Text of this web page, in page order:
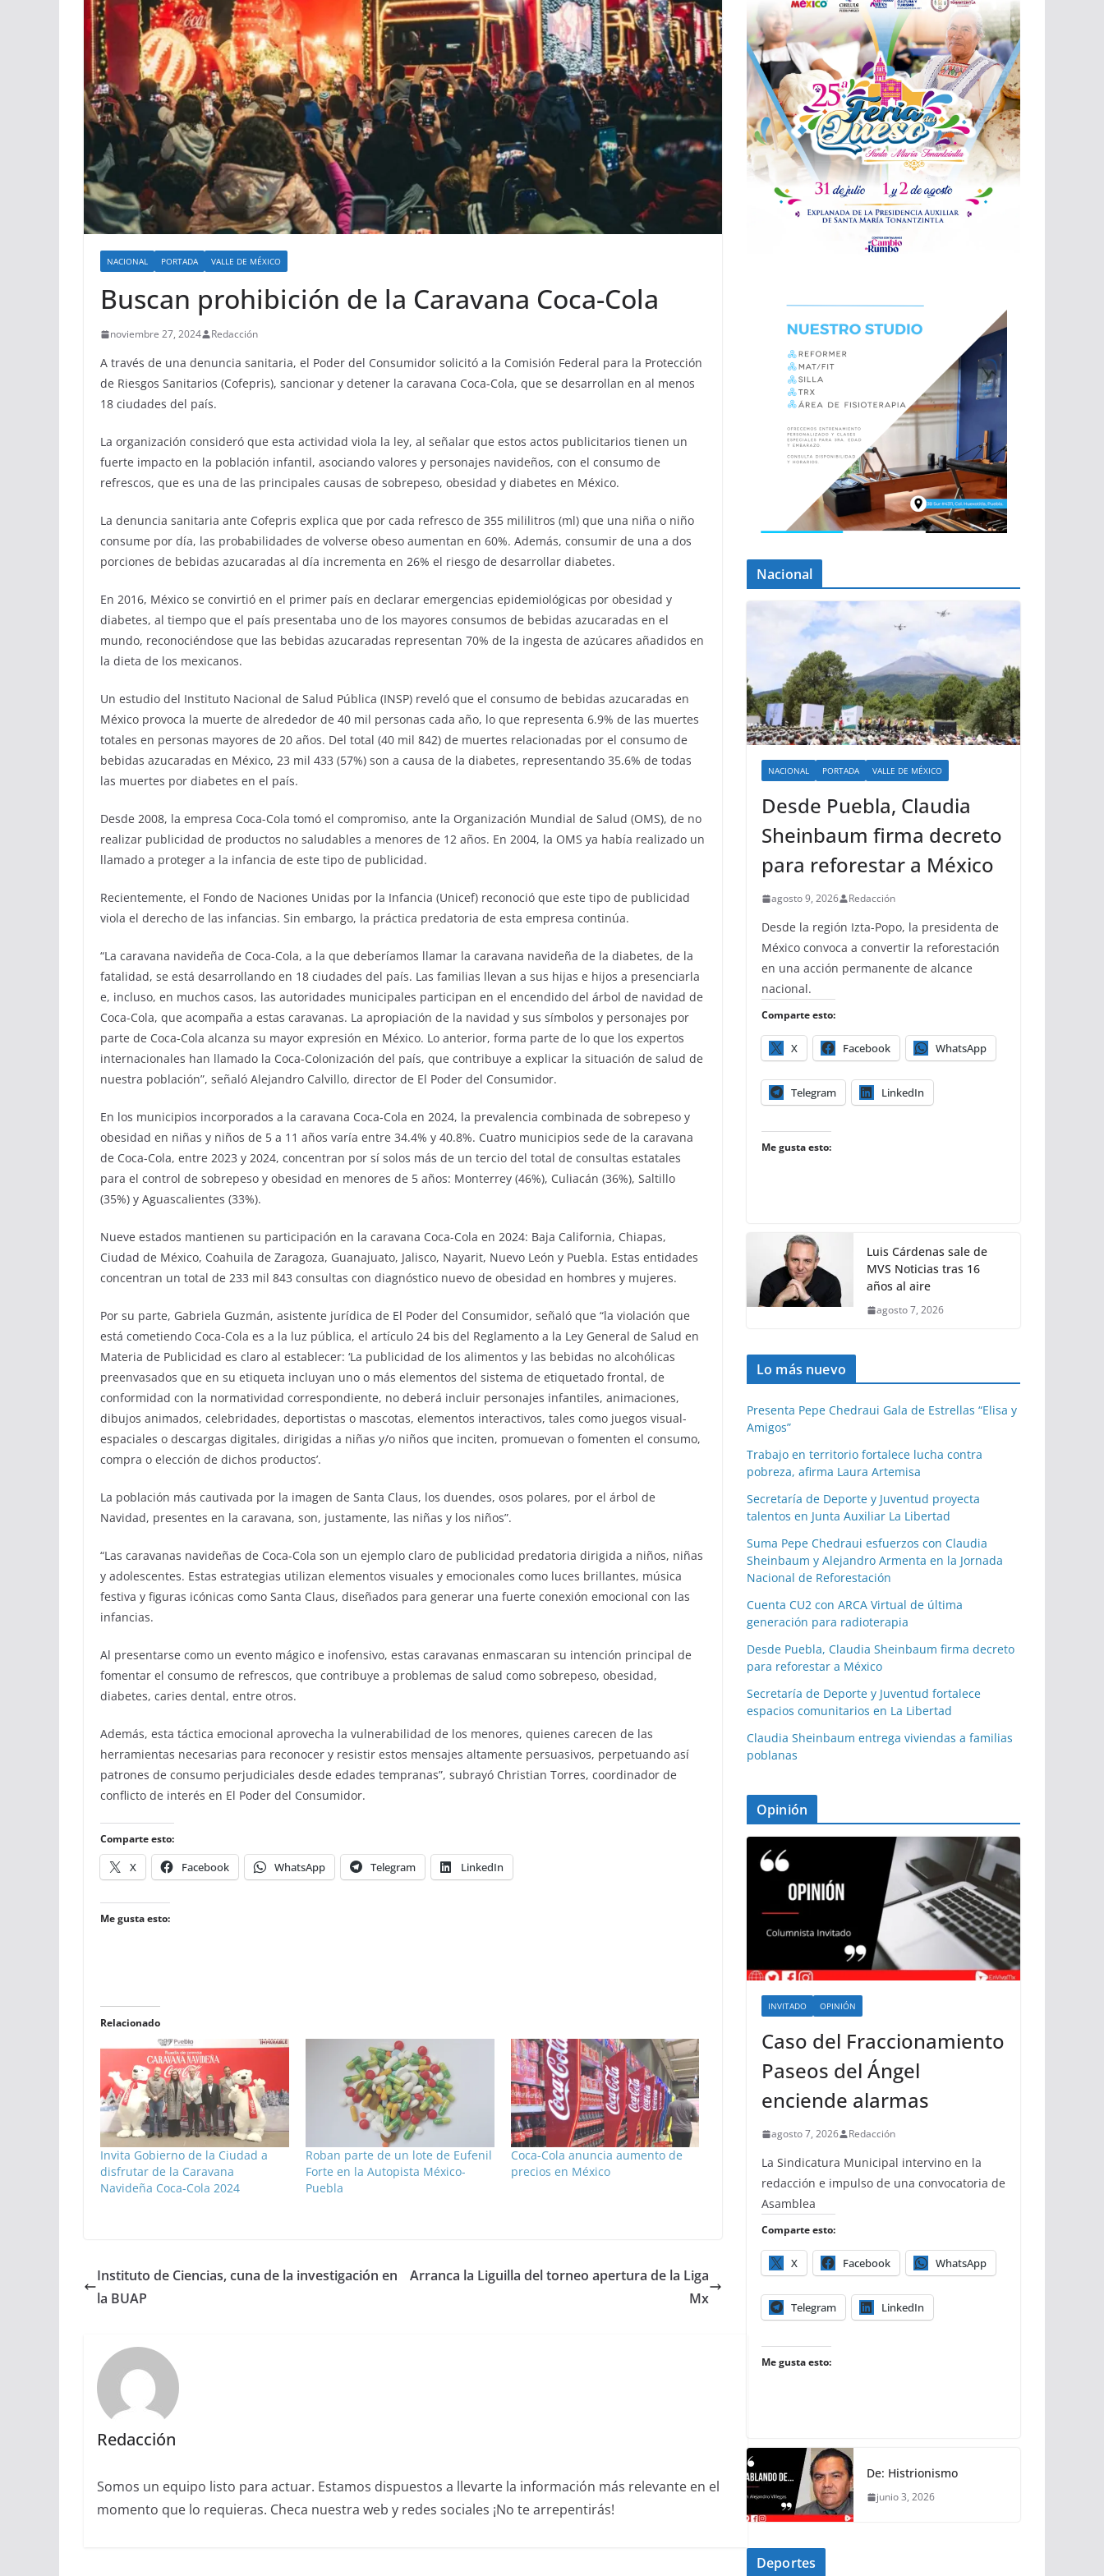
NACIONAL PORTADA VALLE DE MÉXICO
Buscan prohibición de la Caravana Coca-Cola
noviembre 27, 2024 Redacción
A través de una denuncia sanitaria, el Poder del Consumidor solicitó a la Comisión Federal para la Protección
de Riesgos Sanitarios (Cofepris), sancionar y detener la caravana Coca-Cola, que se desarrollan en al menos
18 ciudades del país.
La organización consideró que esta actividad viola la ley, al señalar que estos actos publicitarios tienen un
fuerte impacto en la población infantil, asociando valores y personajes navideños, con el consumo de
refrescos, que es una de las principales causas de sobrepeso, obesidad y diabetes en México.
La denuncia sanitaria ante Cofepris explica que por cada refresco de 355 mililitros (ml) que una niña o niño
consume por día, las probabilidades de volverse obeso aumentan en 60%. Además, consumir de una a dos
porciones de bebidas azucaradas al día incrementa en 26% el riesgo de desarrollar diabetes.
En 2016, México se convirtió en el primer país en declarar emergencias epidemiológicas por obesidad y
diabetes, al tiempo que el país presentaba uno de los mayores consumos de bebidas azucaradas en el
mundo, reconociéndose que las bebidas azucaradas representan 70% de la ingesta de azúcares añadidos en
la dieta de los mexicanos.
Un estudio del Instituto Nacional de Salud Pública (INSP) reveló que el consumo de bebidas azucaradas en
México provoca la muerte de alrededor de 40 mil personas cada año, lo que representa 6.9% de las muertes
totales en personas mayores de 20 años. Del total (40 mil 842) de muertes relacionadas por el consumo de
bebidas azucaradas en México, 23 mil 433 (57%) son a causa de la diabetes, representando 35.6% de todas
las muertes por diabetes en el país.
Desde 2008, la empresa Coca-Cola tomó el compromiso, ante la Organización Mundial de Salud (OMS), de no
realizar publicidad de productos no saludables a menores de 12 años. En 2004, la OMS ya había realizado un
llamado a proteger a la infancia de este tipo de publicidad.
Recientemente, el Fondo de Naciones Unidas por la Infancia (Unicef) reconoció que este tipo de publicidad
viola el derecho de las infancias. Sin embargo, la práctica predatoria de esta empresa continúa.
“La caravana navideña de Coca-Cola, a la que deberíamos llamar la caravana navideña de la diabetes, de la
fatalidad, se está desarrollando en 18 ciudades del país. Las familias llevan a sus hijas e hijos a presenciarla
e, incluso, en muchos casos, las autoridades municipales participan en el encendido del árbol de navidad de
Coca-Cola, que acompaña a estas caravanas. La apropiación de la navidad y sus símbolos y personajes por
parte de Coca-Cola alcanza su mayor expresión en México. Lo anterior, forma parte de lo que los expertos
internacionales han llamado la Coca-Colonización del país, que contribuye a explicar la situación de salud de
nuestra población”, señaló Alejandro Calvillo, director de El Poder del Consumidor.
En los municipios incorporados a la caravana Coca-Cola en 2024, la prevalencia combinada de sobrepeso y
obesidad en niñas y niños de 5 a 11 años varía entre 34.4% y 40.8%. Cuatro municipios sede de la caravana
de Coca-Cola, entre 2023 y 2024, concentran por sí solos más de un tercio del total de consultas estatales
para el control de sobrepeso y obesidad en menores de 5 años: Monterrey (46%), Culiacán (36%), Saltillo
(35%) y Aguascalientes (33%).
Nueve estados mantienen su participación en la caravana Coca-Cola en 2024: Baja California, Chiapas,
Ciudad de México, Coahuila de Zaragoza, Guanajuato, Jalisco, Nayarit, Nuevo León y Puebla. Estas entidades
concentran un total de 233 mil 843 consultas con diagnóstico nuevo de obesidad en hombres y mujeres.
Por su parte, Gabriela Guzmán, asistente jurídica de El Poder del Consumidor, señaló que “la violación que
está cometiendo Coca-Cola es a la luz pública, el artículo 24 bis del Reglamento a la Ley General de Salud en
Materia de Publicidad es claro al establecer: ‘La publicidad de los alimentos y las bebidas no alcohólicas
preenvasados que en su etiqueta incluyan uno o más elementos del sistema de etiquetado frontal, de
conformidad con la normatividad correspondiente, no deberá incluir personajes infantiles, animaciones,
dibujos animados, celebridades, deportistas o mascotas, elementos interactivos, tales como juegos visual-
espaciales o descargas digitales, dirigidas a niñas y/o niños que inciten, promuevan o fomenten el consumo,
compra o elección de dichos productos’.
La población más cautivada por la imagen de Santa Claus, los duendes, osos polares, por el árbol de
Navidad, presentes en la caravana, son, justamente, las niñas y los niños”.
“Las caravanas navideñas de Coca-Cola son un ejemplo claro de publicidad predatoria dirigida a niños, niñas
y adolescentes. Estas estrategias utilizan elementos visuales y emocionales como luces brillantes, música
festiva y figuras icónicas como Santa Claus, diseñados para generar una fuerte conexión emocional con las
infancias.
Al presentarse como un evento mágico e inofensivo, estas caravanas enmascaran su intención principal de
fomentar el consumo de refrescos, que contribuye a problemas de salud como sobrepeso, obesidad,
diabetes, caries dental, entre otros.
Además, esta táctica emocional aprovecha la vulnerabilidad de los menores, quienes carecen de las
herramientas necesarias para reconocer y resistir estos mensajes altamente persuasivos, perpetuando así
patrones de consumo perjudiciales desde edades tempranas”, subrayó Christian Torres, coordinador de
conflicto de interés en El Poder del Consumidor.
Comparte esto:
X Facebook WhatsApp Telegram LinkedIn
Me gusta esto:
Relacionado
Invita Gobierno de la Ciudad a
disfrutar de la Caravana
Navideña Coca-Cola 2024
Roban parte de un lote de Eufenil
Forte en la Autopista México-
Puebla
Coca-Cola anuncia aumento de
precios en México
Instituto de Ciencias, cuna de la investigación en
la BUAP
Arranca la Liguilla del torneo apertura de la Liga
Mx
Redacción
Somos un equipo listo para actuar. Estamos dispuestos a llevarte la información más relevante en el
momento que lo requieras. Checa nuestra web y redes sociales ¡No te arrepentirás!
Nacional
NACIONAL PORTADA VALLE DE MÉXICO
Desde Puebla, Claudia
Sheinbaum firma decreto
para reforestar a México
agosto 9, 2026 Redacción
Desde la región Izta-Popo, la presidenta de
México convoca a convertir la reforestación
en una acción permanente de alcance
nacional.
Comparte esto:
X Facebook WhatsApp
Telegram LinkedIn
Me gusta esto:
Luis Cárdenas sale de
MVS Noticias tras 16
años al aire
agosto 7, 2026
Lo más nuevo
Presenta Pepe Chedraui Gala de Estrellas “Elisa y
Amigos”
Trabajo en territorio fortalece lucha contra
pobreza, afirma Laura Artemisa
Secretaría de Deporte y Juventud proyecta
talentos en Junta Auxiliar La Libertad
Suma Pepe Chedraui esfuerzos con Claudia
Sheinbaum y Alejandro Armenta en la Jornada
Nacional de Reforestación
Cuenta CU2 con ARCA Virtual de última
generación para radioterapia
Desde Puebla, Claudia Sheinbaum firma decreto
para reforestar a México
Secretaría de Deporte y Juventud fortalece
espacios comunitarios en La Libertad
Claudia Sheinbaum entrega viviendas a familias
poblanas
Opinión
INVITADO OPINIÓN
Caso del Fraccionamiento
Paseos del Ángel
enciende alarmas
agosto 7, 2026 Redacción
La Sindicatura Municipal intervino en la
redacción e impulso de una convocatoria de
Asamblea
Comparte esto:
X Facebook WhatsApp
Telegram LinkedIn
Me gusta esto:
De: Histrionismo
junio 3, 2026
Deportes